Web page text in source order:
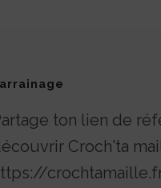
ton lien de
Croch'ta